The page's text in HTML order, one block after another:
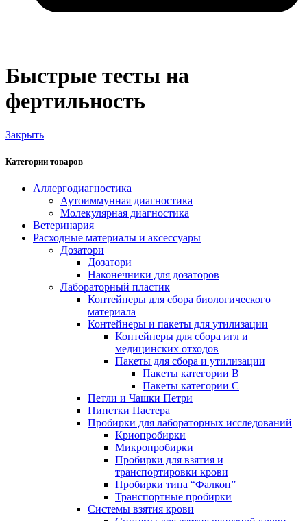
Быстрые тесты на
фертильность
Закрыть
Категории товаров
Аллергодиагностика
Аутоиммунная диагностика
Молекулярная диагностика
Ветеринария
Расходные материалы и аксессуары
Дозатори
Дозатори
Наконечники для дозаторов
Лабораторный пластик
Контейнеры для сбора биологического
материала
Контейнеры и пакеты для утилизации
Контейнеры для сбора игл и
медицинских отходов
Пакеты для сбора и утилизации
Пакеты категории B
Пакеты категории C
Петли и Чашки Петри
Пипетки Пастера
Пробирки для лабораторных исследований
Криопробирки
Микропробирки
Пробирки для взятия и
транспортировки крови
Пробирки типа “Фалкон”
Транспортные пробирки
Системы взятия крови